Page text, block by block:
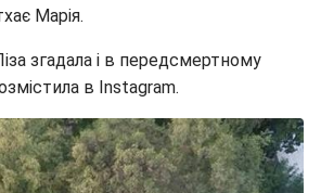
Марія.
згадала і в передсмертному
в Instagram.